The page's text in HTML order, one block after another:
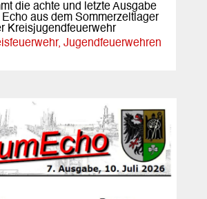
die achte und letzte Ausgabe
aus dem Sommerzeltlager
Kreisjugendfeuerwehr
, Jugendfeuerwehren